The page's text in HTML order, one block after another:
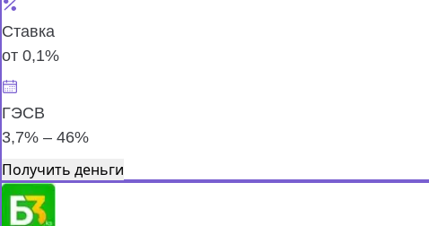
Ставка
от 0,1%
ГЭСВ
3,7% – 46%
Получить деньги